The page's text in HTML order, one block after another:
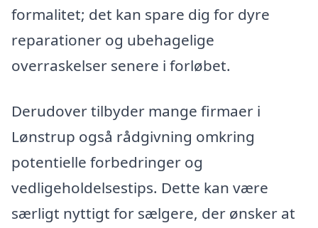
formalitet; det kan spare dig for dyre
reparationer og ubehagelige
overraskelser senere i forløbet.
Derudover tilbyder mange firmaer i
Lønstrup også rådgivning omkring
potentielle forbedringer og
vedligeholdelsestips. Dette kan være
særligt nyttigt for sælgere, der ønsker at